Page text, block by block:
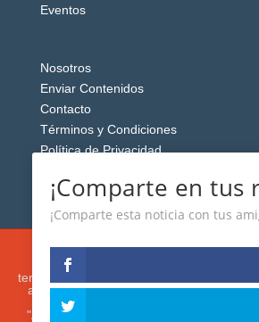
Eventos
Nosotros
Enviar Contenidos
Contacto
Términos y Condiciones
Política de Privacidad
Esta web usa cookies analíticas y
terceros) para analizar el tráfico y
anuncios que le mostremos de acuerdo
intereses, buscando así mejorar su
"Aceptar" o continúa navegando, acepta
¡Comparte en tus
¡Comparte esta noticia con tus